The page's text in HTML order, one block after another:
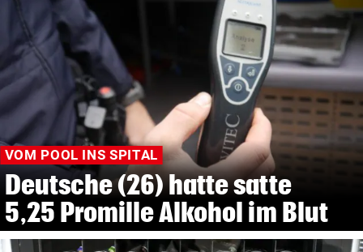
VOM POOL INS SPITAL
Deutsche (26) hatte satte
5,25 Promille Alkohol im Blut